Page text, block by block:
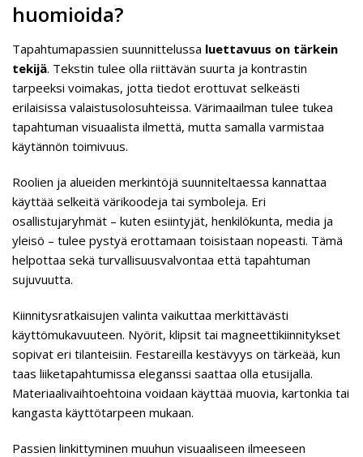
huomioida?
Tapahtumapassien suunnittelussa luettavuus on tärkein
tekijä. Tekstin tulee olla riittävän suurta ja kontrastin
tarpeeksi voimakas, jotta tiedot erottuvat selkeästi
erilaisissa valaistusolosuhteissa. Värimaailman tulee tukea
tapahtuman visuaalista ilmettä, mutta samalla varmistaa
käytännön toimivuus.
Roolien ja alueiden merkintöjä suunniteltaessa kannattaa
käyttää selkeitä värikoodeja tai symboleja. Eri
osallistujaryhmät – kuten esiintyjät, henkilökunta, media ja
yleisö – tulee pystyä erottamaan toisistaan nopeasti. Tämä
helpottaa sekä turvallisuusvalvontaa että tapahtuman
sujuvuutta.
Kiinnitysratkaisujen valinta vaikuttaa merkittävästi
käyttömukavuuteen. Nyörit, klipsit tai magneettikiinnitykset
sopivat eri tilanteisiin. Festareilla kestävyys on tärkeää, kun
taas liiketapahtumissa eleganssi saattaa olla etusijalla.
Materiaalivaihtoehtoina voidaan käyttää muovia, kartonkia tai
kangasta käyttötarpeen mukaan.
Passien linkittyminen muuhun visuaaliseen ilmeeseen